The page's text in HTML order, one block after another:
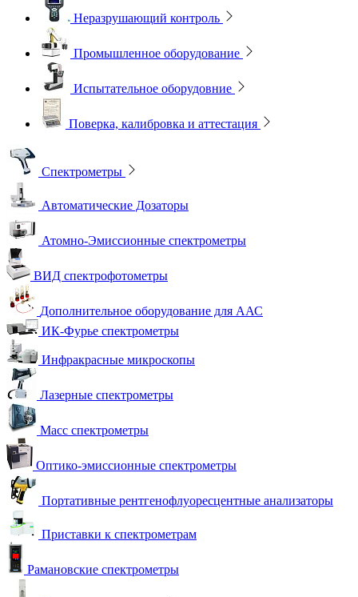
Неразрушающий контроль
Промышленное оборудование
Испытательное оборудовние
Поверка, калибровка и аттестация
Спектрометры
Автоматические Дозаторы
Атомно-Эмиссионные спектрометры
ВИД спектрофотометры
Дополнительное оборудование для ААС
ИК-Фурье спектрометры
Инфракрасные микроскопы
Лазерные спектрометры
Масс спектрометры
Оптико-эмиссионные спектрометры
Портативные рентгенофлуоресцентные анализаторы
Приставки к спектрометрам
Рамановские спектрометры